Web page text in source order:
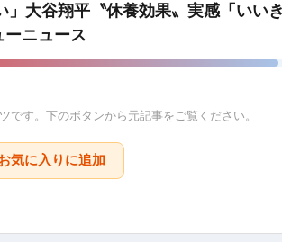
大谷翔平〝休養効果〟実感「い
ーニュース
です。下のボタンから元記事をご覧ください。
気に入りに追加